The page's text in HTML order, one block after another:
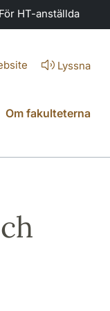
För HT-anställda
Lyssna
Om fakulteterna